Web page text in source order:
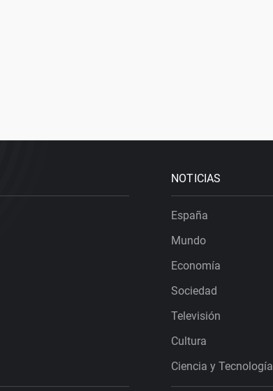
NOTICIAS
España
Mundo
Economía
Sociedad
Televisión
Cultura
Ciencia y Tecnología